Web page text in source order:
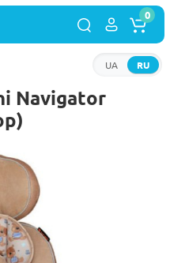
RU
UA
0
Navigator